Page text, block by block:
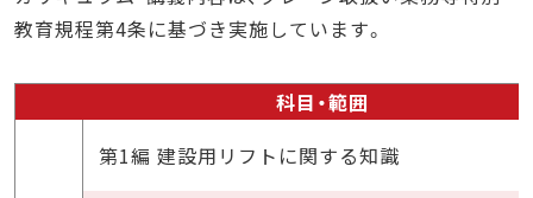
教育規程第4条に基づき実施しています。
科目・範囲
第1編 建設用リフトに関する知識